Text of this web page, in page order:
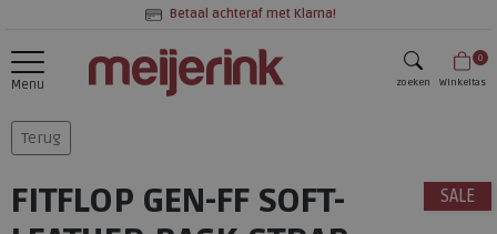
Betaal achteraf met Klarna!
Menu zoeken
0
Winkeltas
Terug
SALE
FITFLOP GEN-FF SOFT-